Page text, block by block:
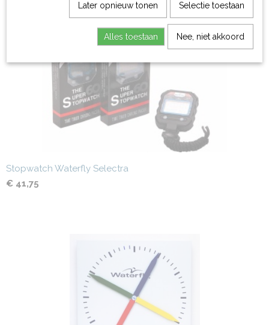
Ook interessant
Stopwatch Waterfly Selectra
€ 41,75
Later opnieuw tonen Selectie toestaan
Alles toestaan Nee, niet akkoord